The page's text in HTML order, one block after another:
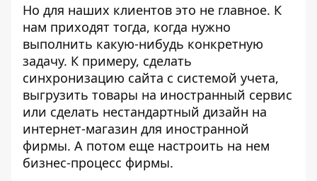
Но для наших клиентов это не главное. К
нам приходят тогда, когда нужно
выполнить какую-нибудь конкретную
задачу. К примеру, сделать
синхронизацию сайта с системой учета,
выгрузить товары на иностранный сервис
или сделать нестандартный дизайн на
интернет-магазин для иностранной
фирмы. А потом еще настроить на нем
бизнес-процесс фирмы.